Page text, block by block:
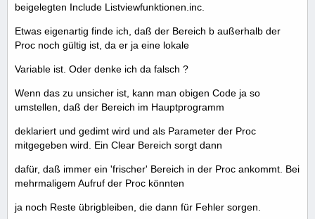
beigelegten Include Listviewfunktionen.inc.
Etwas eigenartig finde ich, daß der Bereich b außerhalb der
Proc noch gültig ist, da er ja eine lokale
Variable ist. Oder denke ich da falsch ?
Wenn das zu unsicher ist, kann man obigen Code ja so
umstellen, daß der Bereich im Hauptprogramm
deklariert und gedimt wird und als Parameter der Proc
mitgegeben wird. Ein Clear Bereich sorgt dann
dafür, daß immer ein 'frischer' Bereich in der Proc ankommt. Bei
mehrmaligem Aufruf der Proc könnten
ja noch Reste übrigbleiben, die dann für Fehler sorgen.